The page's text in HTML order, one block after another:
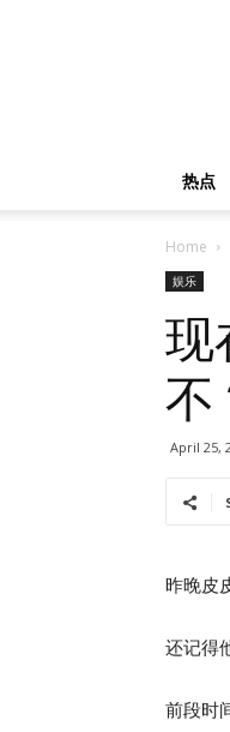
热点
Home
娱乐
现
不
April 25,
昨晚皮
还记得
前段时